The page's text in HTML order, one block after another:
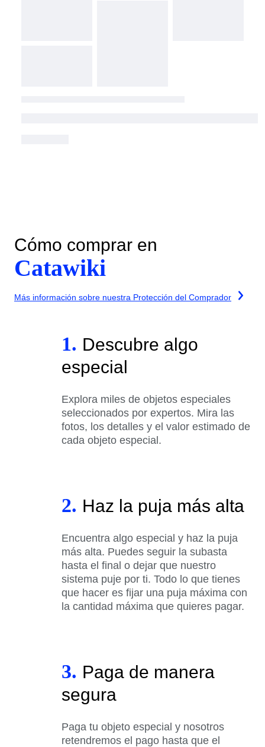
Cómo comprar en
Catawiki
Más información sobre nuestra Protección del Comprador
1. Descubre algo
especial
Explora miles de objetos especiales
seleccionados por expertos. Mira las
fotos, los detalles y el valor estimado de
cada objeto especial.
2. Haz la puja más alta
Encuentra algo especial y haz la puja
más alta. Puedes seguir la subasta
hasta el final o dejar que nuestro
sistema puje por ti. Todo lo que tienes
que hacer es fijar una puja máxima con
la cantidad máxima que quieres pagar.
3. Paga de manera
segura
Paga tu objeto especial y nosotros
retendremos el pago hasta que el